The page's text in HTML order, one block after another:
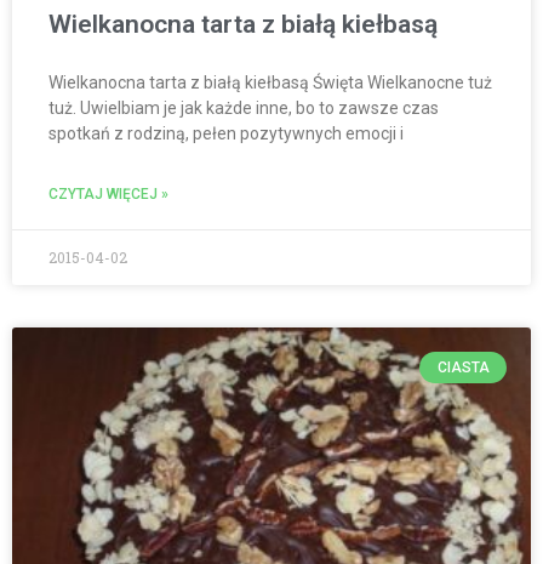
Wielkanocna tarta z białą kiełbasą
Wielkanocna tarta z białą kiełbasą Święta Wielkanocne tuż
tuż. Uwielbiam je jak każde inne, bo to zawsze czas
spotkań z rodziną, pełen pozytywnych emocji i
CZYTAJ WIĘCEJ »
2015-04-02
CIASTA